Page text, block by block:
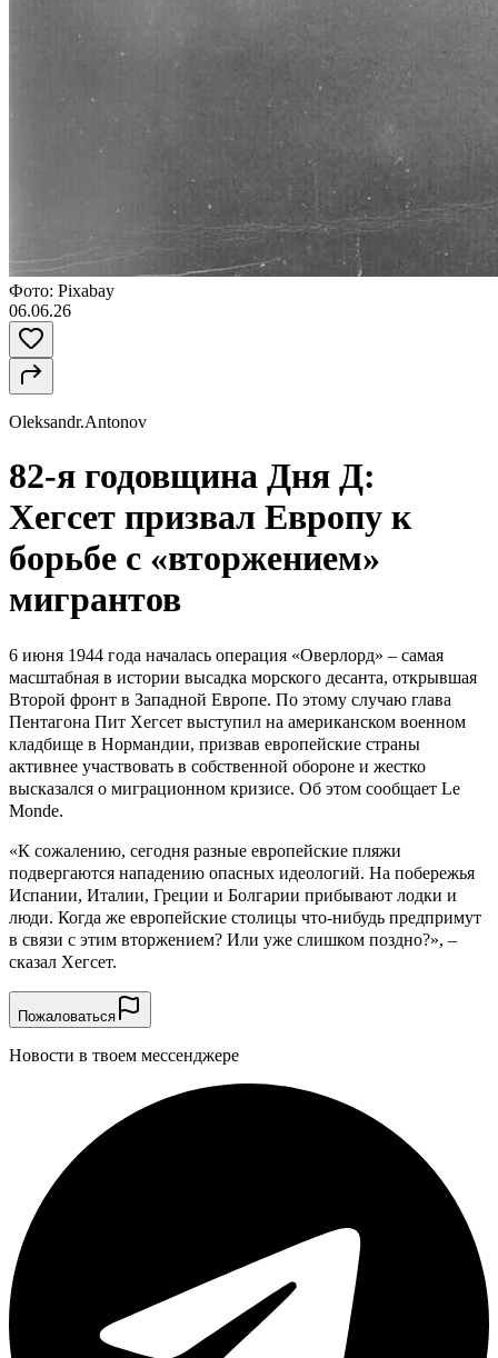
Фото: Pixabay
06.06.26
Oleksandr.Antonov
82-я годовщина Дня Д:
Хегсет призвал Европу к
борьбе с «вторжением»
мигрантов
6 июня 1944 года началась операция «Оверлорд» – самая
масштабная в истории высадка морского десанта, открывшая
Второй фронт в Западной Европе. По этому случаю глава
Пентагона Пит Хегсет выступил на американском военном
кладбище в Нормандии, призвав европейские страны
активнее участвовать в собственной обороне и жестко
высказался о миграционном кризисе. Об этом сообщает Le
Monde.
«К сожалению, сегодня разные европейские пляжи
подвергаются нападению опасных идеологий. На побережья
Испании, Италии, Греции и Болгарии прибывают лодки и
люди. Когда же европейские столицы что-нибудь предпримут
в связи с этим вторжением? Или уже слишком поздно?», –
сказал Хегсет.
Пожаловаться
Новости в твоем мессенджере